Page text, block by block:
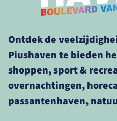
Ontdek de
Piushaven te bieden
shoppen, sport &
overnachtingen,
passantenhaven,